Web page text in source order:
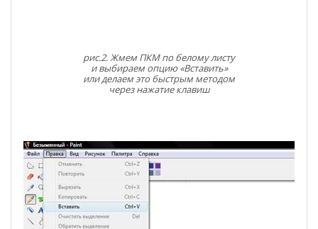
рис.2. Жмем ПКМ по белому листу
и выбираем опцию «Вставить»
или делаем это быстрым методом
через нажатие клавиш